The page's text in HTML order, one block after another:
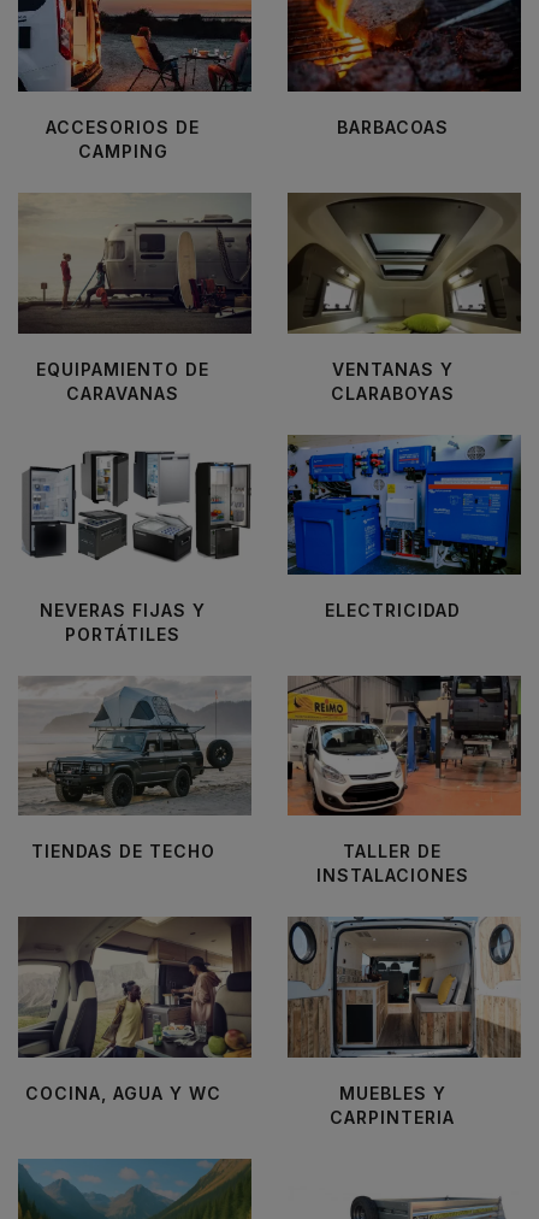
ACCESORIOS DE
CAMPING
BARBACOAS
EQUIPAMIENTO DE
CARAVANAS
VENTANAS Y
CLARABOYAS
NEVERAS FIJAS Y
PORTÁTILES
ELECTRICIDAD
TIENDAS DE TECHO
TALLER DE
INSTALACIONES
COCINA, AGUA Y WC
MUEBLES Y
CARPINTERIA